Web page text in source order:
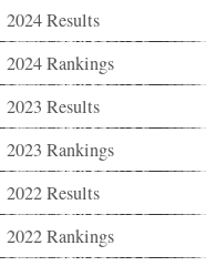
2024 Results
2024 Rankings
2023 Results
2023 Rankings
2022 Results
2022 Rankings